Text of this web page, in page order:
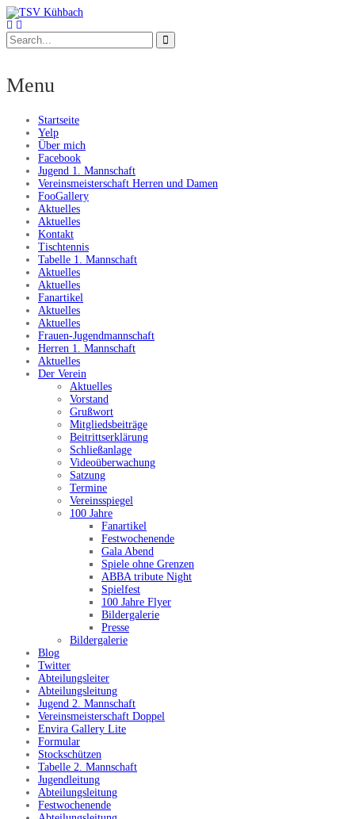
Menu
Startseite
Yelp
Über mich
Facebook
Jugend 1. Mannschaft
Vereinsmeisterschaft Herren und Damen
FooGallery
Aktuelles
Aktuelles
Kontakt
Tischtennis
Tabelle 1. Mannschaft
Aktuelles
Aktuelles
Fanartikel
Aktuelles
Aktuelles
Frauen-Jugendmannschaft
Herren 1. Mannschaft
Aktuelles
Der Verein
Aktuelles
Vorstand
Grußwort
Mitgliedsbeiträge
Beitrittserklärung
Schließanlage
Videoüberwachung
Satzung
Termine
Vereinsspiegel
100 Jahre
Fanartikel
Festwochenende
Gala Abend
Spiele ohne Grenzen
ABBA tribute Night
Spielfest
100 Jahre Flyer
Bildergalerie
Presse
Bildergalerie
Blog
Twitter
Abteilungsleiter
Abteilungsleitung
Jugend 2. Mannschaft
Vereinsmeisterschaft Doppel
Envira Gallery Lite
Formular
Stockschützen
Tabelle 2. Mannschaft
Jugendleitung
Abteilungsleitung
Festwochenende